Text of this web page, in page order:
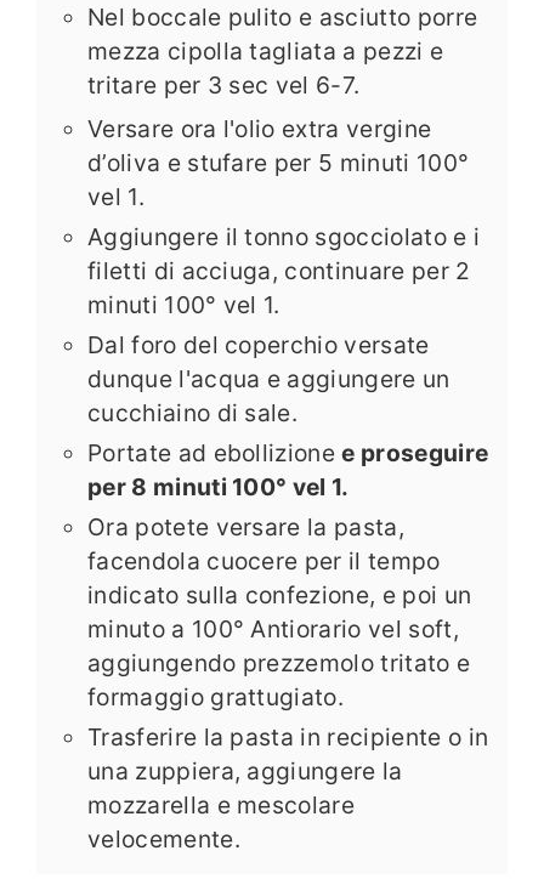
Nel boccale pulito e asciutto porre
mezza cipolla tagliata a pezzi e
tritare per 3 sec vel 6-7.
Versare ora l'olio extra vergine
d’oliva e stufare per 5 minuti 100°
vel 1.
Aggiungere il tonno sgocciolato e i
filetti di acciuga, continuare per 2
minuti 100° vel 1.
Dal foro del coperchio versate
dunque l'acqua e aggiungere un
cucchiaino di sale.
Portate ad ebollizionee proseguire
per 8 minuti 100° vel 1.
Ora potete versare la pasta,
facendola cuocere per il tempo
indicato sulla confezione, e poi un
minuto a 100° Antiorario vel soft,
aggiungendo prezzemolo tritato e
formaggio grattugiato.
Trasferire la pasta in recipiente o in
una zuppiera, aggiungere la
mozzarella e mescolare
velocemente.